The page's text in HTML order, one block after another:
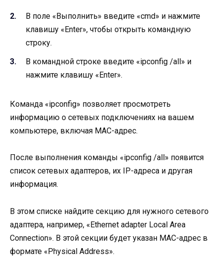
В поле «Выполнить» введите «cmd» и нажмите
клавишу «Enter», чтобы открыть командную
строку.
В командной строке введите «ipconfig /all» и
нажмите клавишу «Enter».
Команда «ipconfig» позволяет просмотреть
информацию о сетевых подключениях на вашем
компьютере, включая MAC-адрес.
После выполнения команды «ipconfig /all» появится
список сетевых адаптеров, их IP-адреса и другая
информация.
В этом списке найдите секцию для нужного сетевого
адаптера, например, «Ethernet adapter Local Area
Connection». В этой секции будет указан MAC-адрес в
формате «Physical Address».